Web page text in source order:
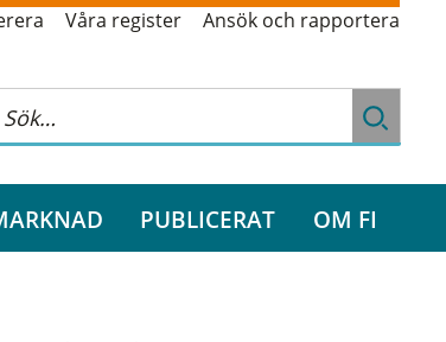
Våra register Ansök och rapportera
PUBLICERAT OM FI